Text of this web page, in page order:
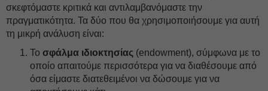
σκεφτόμαστε κριτικά και αντιλαμβανόμαστε την
πραγματικότητα. Τα δύο που θα χρησιμοποιήσουμε για αυτή
τη μικρή ανάλυση είναι:
Το σφάλμα ιδιοκτησίας (endowment), σύμφωνα με το
οποίο απαιτούμε περισσότερα για να διαθέσουμε από
όσα είμαστε διατεθειμένοι να δώσουμε για να